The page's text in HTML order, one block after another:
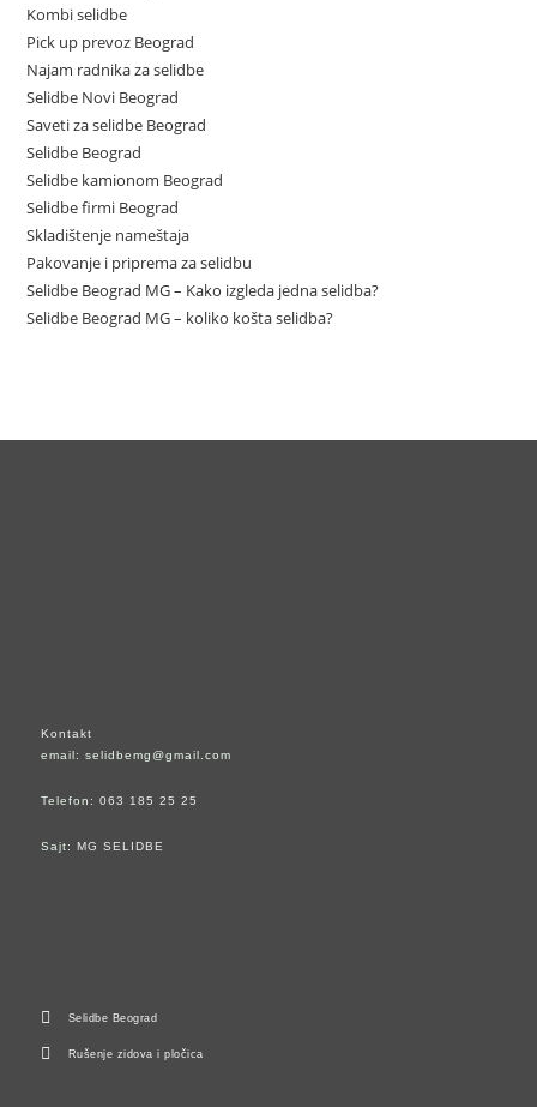
Kombi selidbe
Pick up prevoz Beograd
Najam radnika za selidbe
Selidbe Novi Beograd
Saveti za selidbe Beograd
Selidbe Beograd
Selidbe kamionom Beograd
Selidbe firmi Beograd
Skladištenje nameštaja
Pakovanje i priprema za selidbu
Selidbe Beograd MG – Kako izgleda jedna selidba?
Selidbe Beograd MG – koliko košta selidba?
Kontakt
email: selidbemg@gmail.com
Telefon: 063 185 25 25
Sajt: MG SELIDBE
Selidbe Beograd
Rušenje zidova i pločica